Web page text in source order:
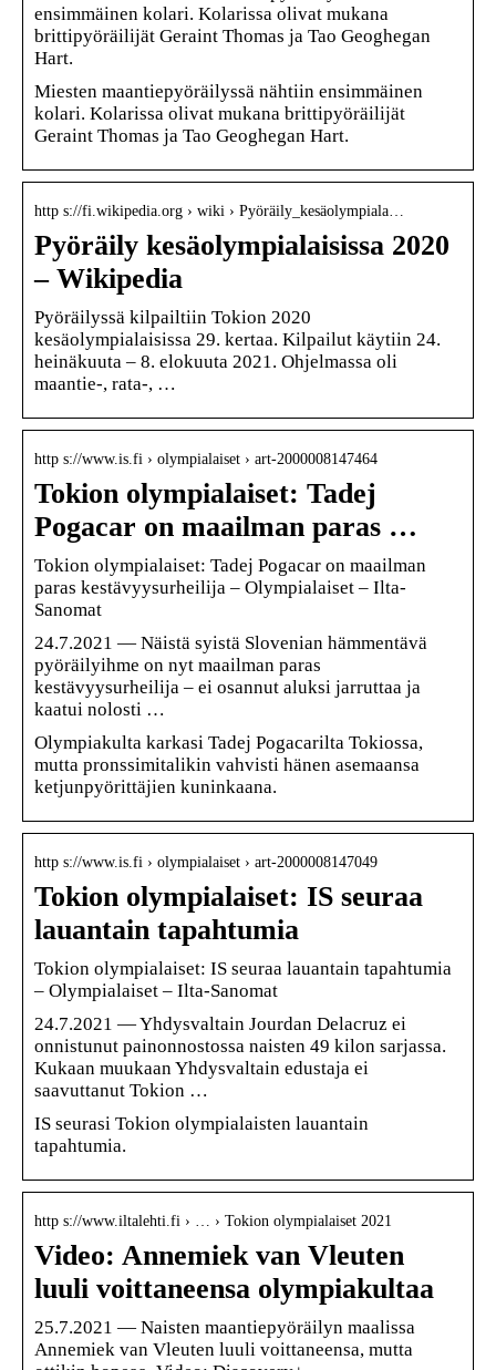
ensimmäinen kolari. Kolarissa olivat mukana
brittipyöräilijät Geraint Thomas ja Tao Geoghegan
Hart.
Miesten maantiepyöräilyssä nähtiin ensimmäinen
kolari. Kolarissa olivat mukana brittipyöräilijät
Geraint Thomas ja Tao Geoghegan Hart.
http s://fi.wikipedia.org › wiki › Pyöräily_kesäolympiala…
Pyöräily kesäolympialaisissa 2020
– Wikipedia
Pyöräilyssä kilpailtiin Tokion 2020
kesäolympialaisissa 29. kertaa. Kilpailut käytiin 24.
heinäkuuta – 8. elokuuta 2021. Ohjelmassa oli
maantie-, rata-, …
http s://www.is.fi › olympialaiset › art-2000008147464
Tokion olympialaiset: Tadej
Pogacar on maailman paras …
Tokion olympialaiset: Tadej Pogacar on maailman
paras kestävyysurheilija – Olympialaiset – Ilta-
Sanomat
24.7.2021 — Näistä syistä Slovenian hämmentävä
pyöräilyihme on nyt maailman paras
kestävyysurheilija – ei osannut aluksi jarruttaa ja
kaatui nolosti …
Olympiakulta karkasi Tadej Pogacarilta Tokiossa,
mutta pronssimitalikin vahvisti hänen asemaansa
ketjunpyörittäjien kuninkaana.
http s://www.is.fi › olympialaiset › art-2000008147049
Tokion olympialaiset: IS seuraa
lauantain tapahtumia
Tokion olympialaiset: IS seuraa lauantain tapahtumia
– Olympialaiset – Ilta-Sanomat
24.7.2021 — Yhdysvaltain Jourdan Delacruz ei
onnistunut painonnostossa naisten 49 kilon sarjassa.
Kukaan muukaan Yhdysvaltain edustaja ei
saavuttanut Tokion …
IS seurasi Tokion olympialaisten lauantain
tapahtumia.
http s://www.iltalehti.fi › … › Tokion olympialaiset 2021
Video: Annemiek van Vleuten
luuli voittaneensa olympiakultaa
25.7.2021 — Naisten maantiepyöräilyn maalissa
Annemiek van Vleuten luuli voittaneensa, mutta